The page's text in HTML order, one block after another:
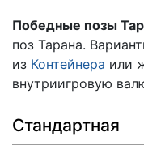
Победные позы
поз Тарана.
из Контейнера или
внутриигровую
Стандартная